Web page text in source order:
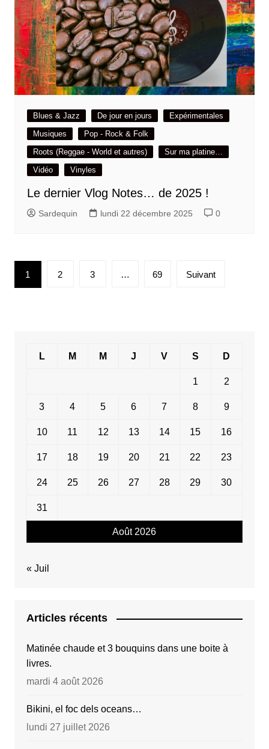
Blues & Jazz De jour en jours
Expérimentales
Musiques
Pop - Rock & Folk
Roots (Reggae - World et autres)
Sur ma platine…
Vidéo
Vinyles
Le dernier Vlog Notes… de 2025 !
Sardequin lundi 22 décembre 2025 0
Pagination
des
1 2 3 … 69 Suivant
Août 2026
L M M J V S D
1 2
3 4 5 6 7 8 9
10 11 12 13 14 15 16
17 18 19 20 21 22 23
24 25 26 27 28 29 30
31
« Juil
Articles récents
Matinée chaude et 3 bouquins dans une boite à
livres.
mardi 4 août 2026
Bikini, el foc dels oceans…
lundi 27 juillet 2026